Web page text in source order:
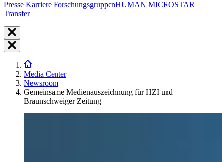
Presse Karriere ForschungsgruppenHUMAN MICROSTAR
Transfer
Media Center
Newsroom
Gemeinsame Medienauszeichnung für HZI und
Braunschweiger Zeitung